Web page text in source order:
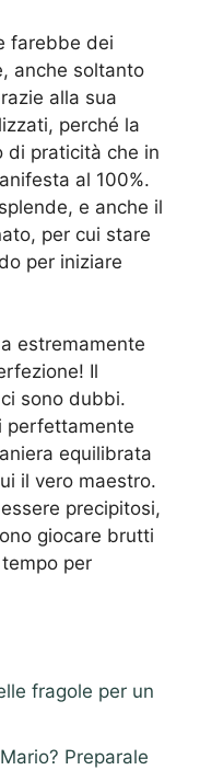
farebbe dei
anche soltanto
alla sua
perché la
di praticità che in
al 100%.
e anche il
per cui stare
per iniziare
estremamente
Il
sono dubbi.
perfettamente
equilibrata
il vero maestro.
precipitosi,
giocare brutti
per
fragole per un
Preparale